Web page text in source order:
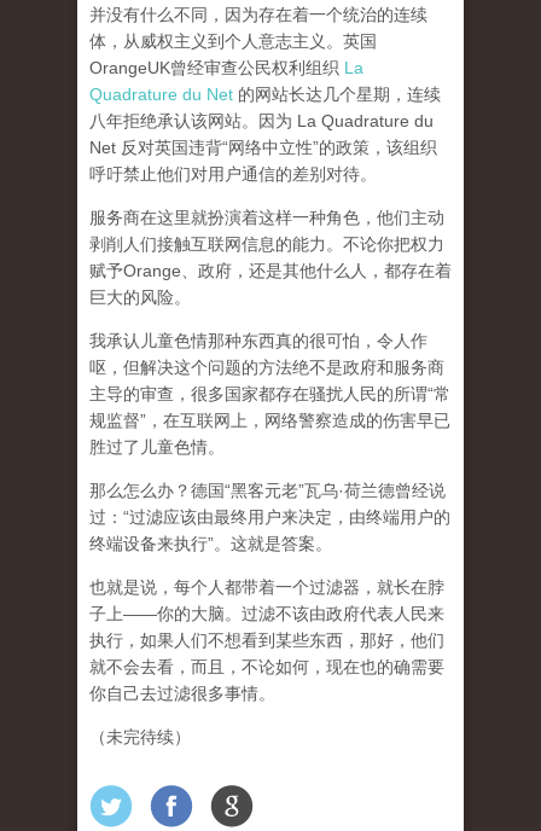
并没有什么不同，因为存在着一个统治的连续
体，从威权主义到个人意志主义。英国
OrangeUK曾经审查公民权利组织 La
Quadrature du Net 的网站长达几个星期，连续
八年拒绝承认该网站。因为 La Quadrature du
Net 反对英国违背“网络中立性”的政策，该组织
呼吁禁止他们对用户通信的差别对待。
服务商在这里就扮演着这样一种角色，他们主动
剥削人们接触互联网信息的能力。不论你把权力
赋予Orange、政府，还是其他什么人，都存在着
巨大的风险。
我承认儿童色情那种东西真的很可怕，令人作
呕，但解决这个问题的方法绝不是政府和服务商
主导的审查，很多国家都存在骚扰人民的所谓“常
规监督”，在互联网上，网络警察造成的伤害早已
胜过了儿童色情。
那么怎么办？德国“黑客元老”瓦乌·荷兰德曾经说
过：“过滤应该由最终用户来决定，由终端用户的
终端设备来执行”。这就是答案。
也就是说，每个人都带着一个过滤器，就长在脖
子上——你的大脑。过滤不该由政府代表人民来
执行，如果人们不想看到某些东西，那好，他们
就不会去看，而且，不论如何，现在也的确需要
你自己去过滤很多事情。
（未完待续）